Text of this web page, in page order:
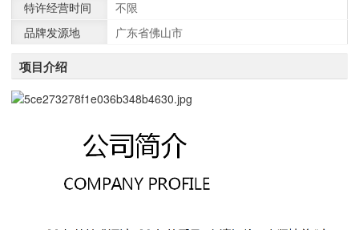
特许经营时间
不限
品牌发源地
广东省佛山市
项目介绍